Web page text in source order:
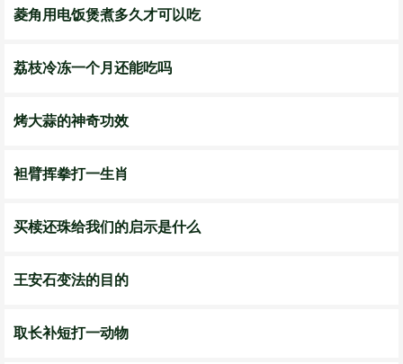
菱角用电饭煲煮多久才可以吃
荔枝冷冻一个月还能吃吗
烤大蒜的神奇功效
袒臂挥拳打一生肖
买椟还珠给我们的启示是什么
王安石变法的目的
取长补短打一动物